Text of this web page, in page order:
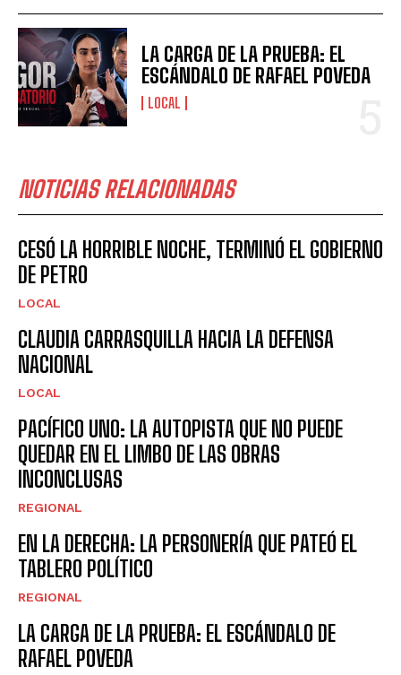
LA CARGA DE LA PRUEBA: EL
ESCÁNDALO DE RAFAEL POVEDA
LOCAL
NOTICIAS RELACIONADAS
CESÓ LA HORRIBLE NOCHE, TERMINÓ EL GOBIERNO
DE PETRO
LOCAL
CLAUDIA CARRASQUILLA HACIA LA DEFENSA
NACIONAL
LOCAL
PACÍFICO UNO: LA AUTOPISTA QUE NO PUEDE
QUEDAR EN EL LIMBO DE LAS OBRAS
INCONCLUSAS
REGIONAL
EN LA DERECHA: LA PERSONERÍA QUE PATEÓ EL
TABLERO POLÍTICO
REGIONAL
LA CARGA DE LA PRUEBA: EL ESCÁNDALO DE
RAFAEL POVEDA